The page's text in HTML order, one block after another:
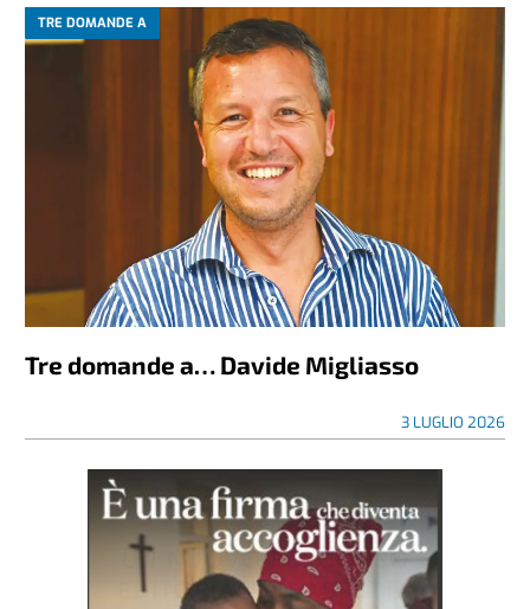
TRE DOMANDE A
Tre domande a… Davide Migliasso
3 LUGLIO 2026